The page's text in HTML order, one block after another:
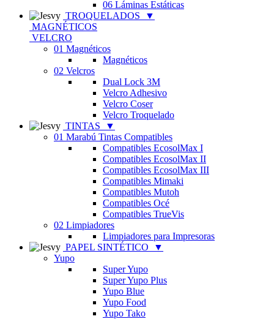
06 Láminas Estáticas
TROQUELADOS
▼
MAGNÉTICOS
VELCRO
01 Magnéticos
Magnéticos
02 Velcros
Dual Lock 3M
Velcro Adhesivo
Velcro Coser
Velcro Troquelado
TINTAS
▼
01 Marabú Tintas Compatibles
Compatibles EcosolMax I
Compatibles EcosolMax II
Compatibles EcosolMax III
Compatibles Mimaki
Compatibles Mutoh
Compatibles Océ
Compatibles TrueVis
02 Limpiadores
Limpiadores para Impresoras
PAPEL SINTÉTICO
▼
Yupo
Super Yupo
Super Yupo Plus
Yupo Blue
Yupo Food
Yupo Tako